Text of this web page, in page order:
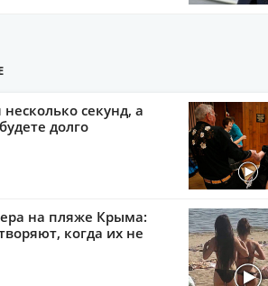
секунд, а
долго
на пляже Крыма:
когда их не